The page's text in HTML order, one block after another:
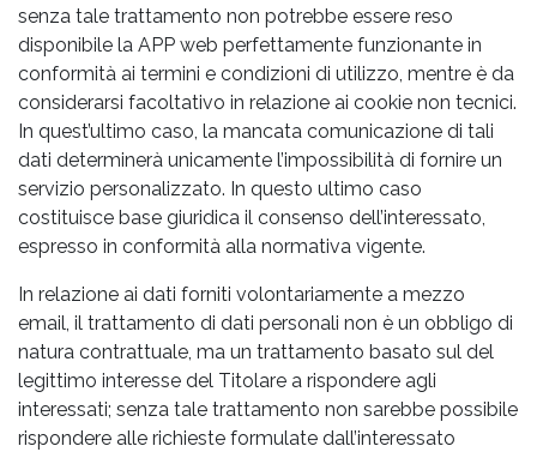
senza tale trattamento non potrebbe essere reso
disponibile la APP web perfettamente funzionante in
conformità ai termini e condizioni di utilizzo, mentre è da
considerarsi facoltativo in relazione ai cookie non tecnici.
In quest’ultimo caso, la mancata comunicazione di tali
dati determinerà unicamente l’impossibilità di fornire un
servizio personalizzato. In questo ultimo caso
costituisce base giuridica il consenso dell’interessato,
espresso in conformità alla normativa vigente.
In relazione ai dati forniti volontariamente a mezzo
email, il trattamento di dati personali non è un obbligo di
natura contrattuale, ma un trattamento basato sul del
legittimo interesse del Titolare a rispondere agli
interessati; senza tale trattamento non sarebbe possibile
rispondere alle richieste formulate dall’interessato